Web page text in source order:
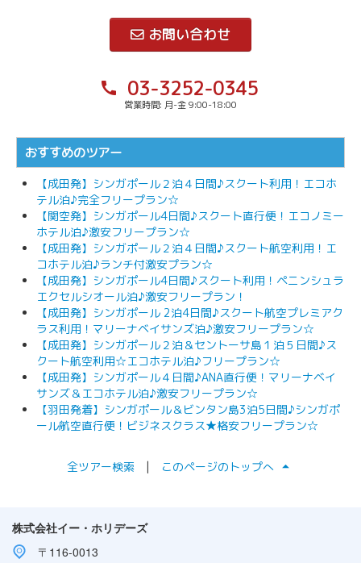
お問い合わせ
call 03-3252-0345
営業時間: 月-金 9:00-18:00
おすすめのツアー
【成田発】シンガポール２泊４日間♪スクート利用！エコホ
テル泊♪完全フリープラン☆
【関空発】シンガポール4日間♪スクート直行便！エコノミー
ホテル泊♪激安フリープラン☆
【成田発】シンガポール２泊４日間♪スクート航空利用！エ
コホテル泊♪ランチ付激安プラン☆
【成田発】シンガポール4日間♪スクート利用！ペニンシュラ
エクセルシオール泊♪激安フリープラン！
【成田発】シンガポール 2泊4日間♪スクート航空プレミアク
ラス利用！マリーナベイサンズ泊♪激安フリープラン☆
【成田発】シンガポール２泊＆セントーサ島１泊５日間♪ス
クート航空利用☆エコホテル泊♪フリープラン☆
【成田発】シンガポール４日間♪ANA直行便！マリーナベイ
サンズ＆エコホテル泊♪激安フリープラン☆
【羽田発着】シンガポール＆ビンタン島3泊5日間♪シンガポ
ール航空直行便！ビジネスクラス★格安フリープラン☆
全ツアー検索 | このページのトップへ arrow_drop_up
株式会社イー・ホリデーズ
〒116-0013